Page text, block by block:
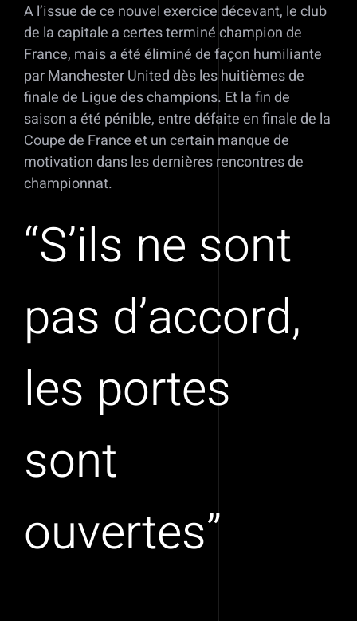
A l’issue de ce nouvel exercice décevant, le club
de la capitale a certes terminé champion de
France, mais a été éliminé de façon humiliante
par Manchester United dès les huitièmes de
finale de Ligue des champions. Et la fin de
saison a été pénible, entre défaite en finale de la
Coupe de France et un certain manque de
motivation dans les dernières rencontres de
championnat.
“S’ils ne sont
pas d’accord,
les portes
sont
ouvertes”